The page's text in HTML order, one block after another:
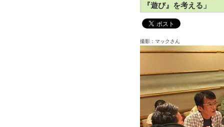
『遊び』を考える」
撮影：マックさん